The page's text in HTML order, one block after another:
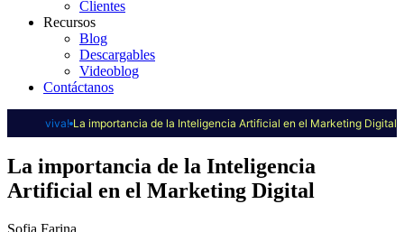
Clientes
Recursos
Blog
Descargables
Videoblog
Contáctanos
viva! La importancia de la Inteligencia Artificial en el Marketing Digital
La importancia de la Inteligencia
Artificial en el Marketing Digital
Sofia Farina